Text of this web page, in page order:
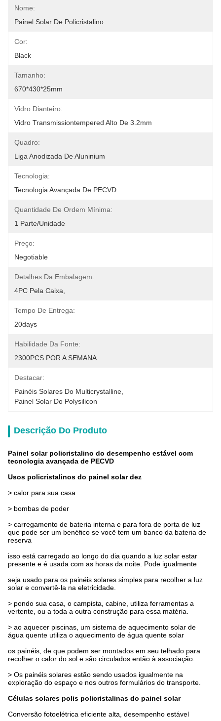
Nome:
Painel Solar De Policristalino
Cor:
Black
Tamanho:
670*430*25mm
Vidro Dianteiro:
Vidro Transmissiontempered Alto De 3.2mm
Quadro:
Liga Anodizada De Aluninium
Tecnologia:
Tecnologia Avançada De PECVD
Quantidade De Ordem Mínima:
1 Parte/unidade
Preço:
Negotiable
Detalhes Da Embalagem:
4PC Pela Caixa,
Tempo De Entrega:
20days
Habilidade Da Fonte:
2300PCS POR A SEMANA
Destacar:
Painéis Solares Do Multicrystalline
Painel Solar Do Polysilicon
Descrição Do Produto
Painel solar policristalino do desempenho estável com
tecnologia avançada de PECVD
Usos policristalinos do painel solar dez
> calor para sua casa
> bombas de poder
> carregamento de bateria interna e para fora de porta de luz
que pode ser um benéfico se você tem um banco da bateria de
reserva
isso está carregado ao longo do dia quando a luz solar estar
presente e é usada com as horas da noite. Pode igualmente
seja usado para os painéis solares simples para recolher a luz
solar e convertê-la na eletricidade.
> pondo sua casa, o campista, cabine, utiliza ferramentas a
vertente, ou a toda a outra construção para essa matéria.
> ao aquecer piscinas, um sistema de aquecimento solar de
água quente utiliza o aquecimento de água quente solar
os painéis, de que podem ser montados em seu telhado para
recolher o calor do sol e são circulados então à associação.
> Os painéis solares estão sendo usados igualmente na
exploração do espaço e nos outros formulários do transporte.
Células solares polis policristalinas do painel solar
Conversão fotoelétrica eficiente alta, desempenho estável